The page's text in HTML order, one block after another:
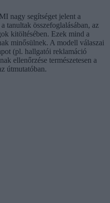
nagy segítséget jelent a
tanultak összefoglalásában, az
kitöltésében. Ezek mind a
minősülnek. A modell válaszai
(pl. hallgatói reklamáció
ellenőrzése természetesen a
útmutatóban.